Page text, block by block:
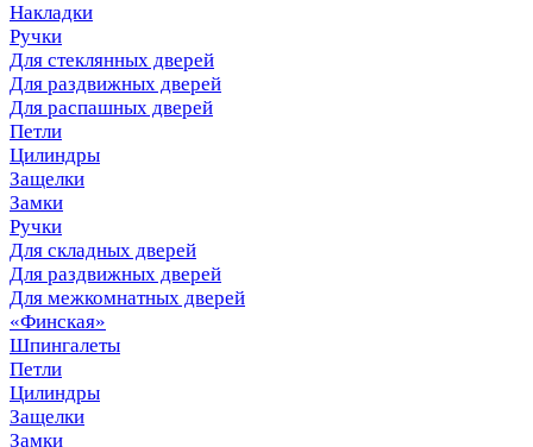
Накладки
Ручки
Для стеклянных дверей
Для раздвижных дверей
Для распашных дверей
Петли
Цилиндры
Защелки
Замки
Ручки
Для складных дверей
Для раздвижных дверей
Для межкомнатных дверей
«Финская»
Шпингалеты
Петли
Цилиндры
Защелки
Замки